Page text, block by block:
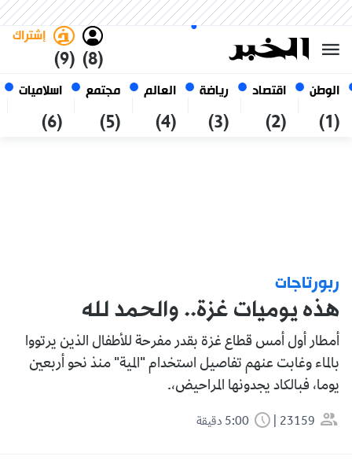
الوطن
(1)
اقتصاد
(2)
رياضة
(3)
العالم
(4)
مجتمع
(5)
اسلاميات
(6)
(8)
إشتراك
(9)
أغسطس 2026
الجزائر
ربورتاجات
هذه يوميات غزة.. والحمد لله
أمطار أول أمس قطاع غزة بقدر مفرحة للأطفال الذين يرتووا
بالماء وغابت عنهم تفاصيل استخدام "المية" منذ نحو أربعين
يوما، فبالكاد يجدونها المراحيض،.
23159